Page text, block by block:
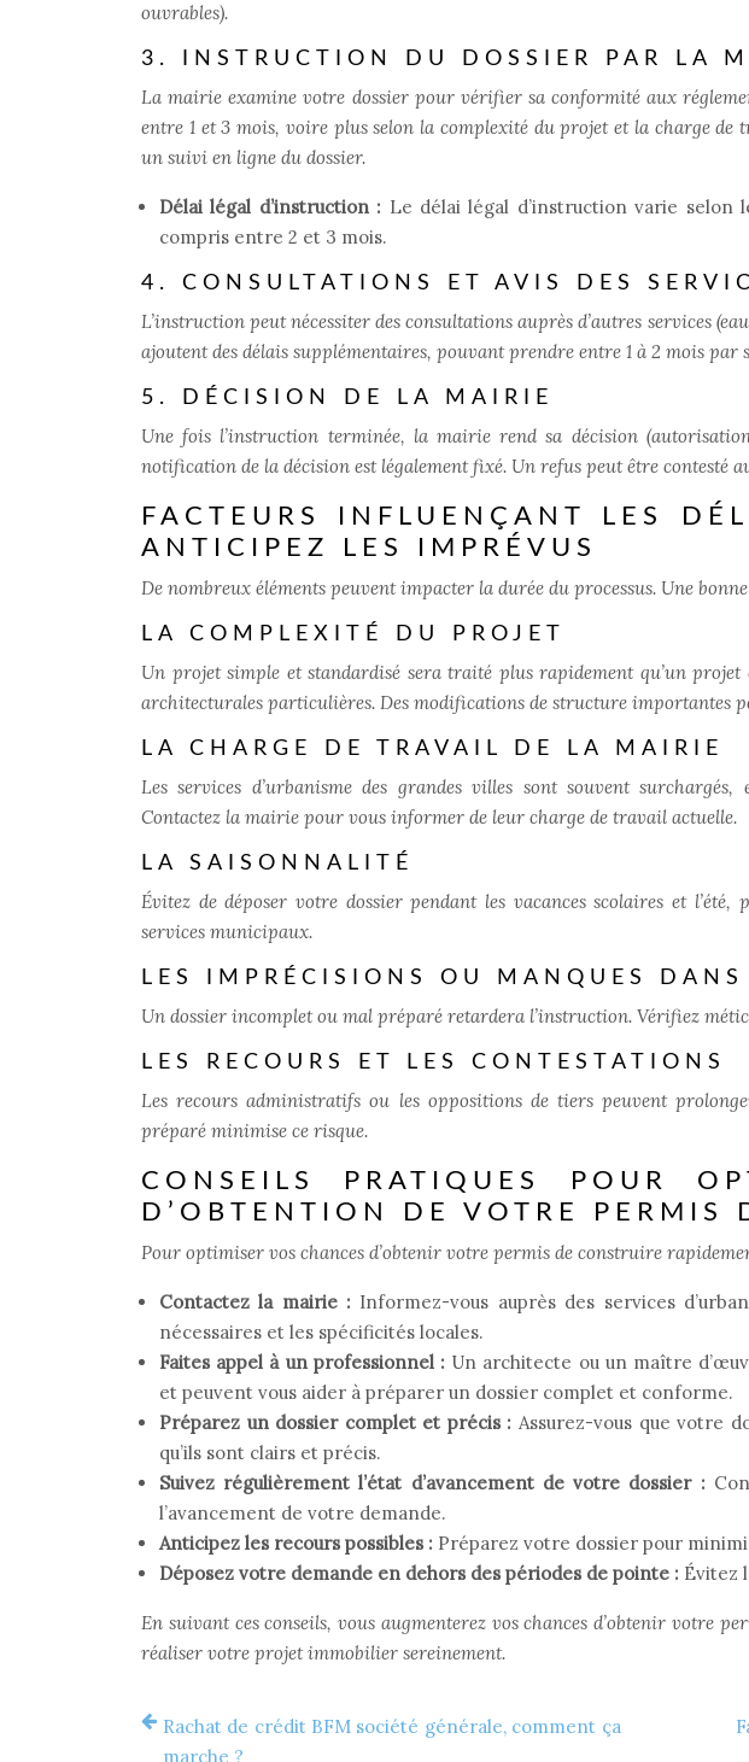
ouvrables).
3. INSTRUCTION DU DOSSIER PAR LA
La mairie examine votre dossier pour vérifier sa conformité aux
entre 1 et 3 mois, voire plus selon la complexité du projet et la charge de
un suivi en ligne du dossier.
Délai légal d’instruction : Le délai légal d’instruction varie
compris entre 2 et 3 mois.
4. CONSULTATIONS ET AVIS DES
L’instruction peut nécessiter des consultations auprès d’autres services
ajoutent des délais supplémentaires, pouvant prendre entre 1 à 2 mois par
5. DÉCISION DE LA MAIRIE
Une fois l’instruction terminée, la mairie rend sa décision
notification de la décision est légalement fixé. Un refus peut être contesté
FACTEURS INFLUENÇANT LES
ANTICIPEZ LES IMPRÉVUS
De nombreux éléments peuvent impacter la durée du processus. Une
LA COMPLEXITÉ DU PROJET
Un projet simple et standardisé sera traité plus rapidement qu’un projet
architecturales particulières. Des modifications de structure importantes
LA CHARGE DE TRAVAIL DE LA MAIRIE
Les services d’urbanisme des grandes villes sont souvent
Contactez la mairie pour vous informer de leur charge de travail actuelle.
LA SAISONNALITÉ
Évitez de déposer votre dossier pendant les vacances scolaires et
services municipaux.
LES IMPRÉCISIONS OU MANQUES DANS
Un dossier incomplet ou mal préparé retardera l’instruction. Vérifiez
LES RECOURS ET LES CONTESTATIONS
Les recours administratifs ou les oppositions de tiers peuvent
préparé minimise ce risque.
CONSEILS PRATIQUES POUR
D’OBTENTION DE VOTRE PERMIS
Pour optimiser vos chances d’obtenir votre permis de construire
Contactez la mairie : Informez-vous auprès des services
nécessaires et les spécificités locales.
Faites appel à un professionnel : Un architecte ou un maître
et peuvent vous aider à préparer un dossier complet et conforme.
Préparez un dossier complet et précis : Assurez-vous que votre
qu’ils sont clairs et précis.
Suivez régulièrement l’état d’avancement de votre dossier :
l’avancement de votre demande.
Anticipez les recours possibles : Préparez votre dossier pour
Déposez votre demande en dehors des périodes de pointe : Évitez
En suivant ces conseils, vous augmenterez vos chances d’obtenir votre
réaliser votre projet immobilier sereinement.
Rachat de crédit BFM société générale, comment ça
marche ?